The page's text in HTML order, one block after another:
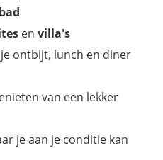
en villa's
ontbijt, lunch en diner
van een lekker
je aan je conditie kan